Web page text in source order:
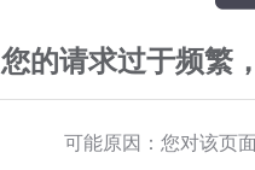
您的请求过于频繁
可能原因：您对该页